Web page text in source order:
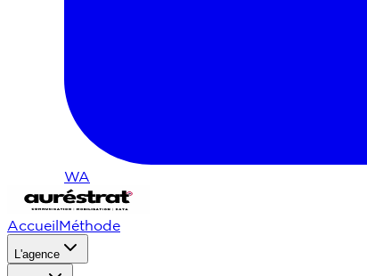
WA
AccueilMéthode
L'agence